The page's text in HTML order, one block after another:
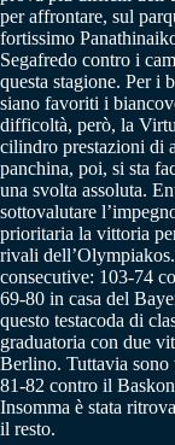
per affrontare, sul
fortissimo
Segafredo contro i
questa stagione. Per i
siano favoriti i
difficoltà, però, la
cilindro prestazioni di
panchina, poi, si sta
una svolta assoluta.
sottovalutare
prioritaria la vittoria
rivali
consecutive: 103-74
69-80 in casa del
questo testacoda di
graduatoria con due
Berlino. Tuttavia sono
81-82 contro il
Insomma è stata
il resto.